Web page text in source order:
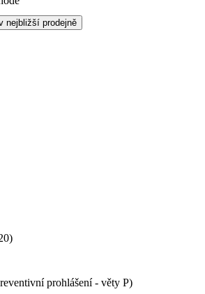
nejbližší prodejně
prohlášení - věty P)